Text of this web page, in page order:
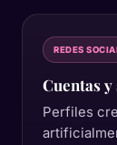
REDES
Cuentas
Perfiles